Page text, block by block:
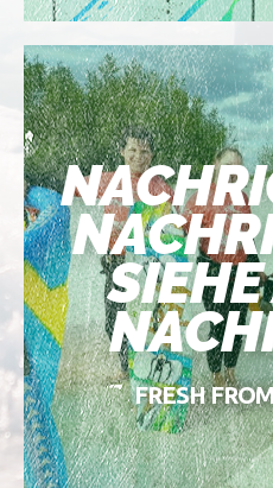
FRESH